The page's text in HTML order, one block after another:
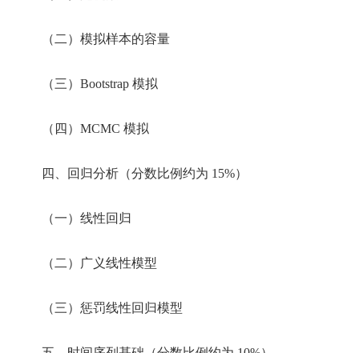
（二）模拟样本的容量
（三）Bootstrap 模拟
（四）MCMC 模拟
四、回归分析（分数比例约为 15%）
（一）线性回归
（二）广义线性模型
（三）惩罚线性回归模型